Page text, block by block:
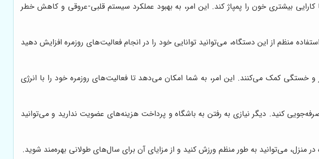
بیشتری خون را پمپاژ کند. این امر، به بهبود عملکرد سیستم قلبی-عروقی و کاهش خطر
منظم از این دستگاه، می‌توانید توانایی خود را در انجام فعالیت‌های روزمره افزایش دهید
کمک می‌کنند. این امر، به شما امکان می‌دهد تا فعالیت‌های روزمره خود را با انرژی
کنید. دیگر نیازی به رفتن به باشگاه و پرداخت هزینه‌های عضویت ندارید و می‌توانید
می‌توانید به طور منظم ورزش کنید و از مزایای آن برای سال‌های طولانی بهره‌مند شوید.